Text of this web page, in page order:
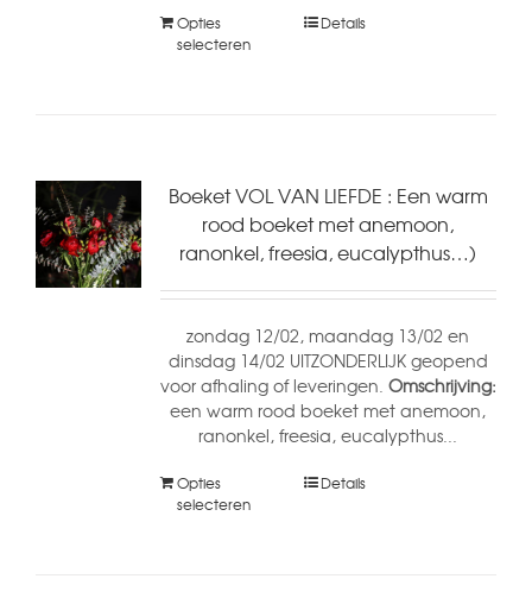
Opties
selecteren
Details
Boeket VOL VAN LIEFDE : Een warm
rood boeket met anemoon,
ranonkel, freesia, eucalypthus…)
zondag 12/02, maandag 13/02 en
dinsdag 14/02 UITZONDERLIJK geopend
voor afhaling of leveringen. Omschrijving:
een warm rood boeket met anemoon,
ranonkel, freesia, eucalypthus...
Opties
selecteren
Details